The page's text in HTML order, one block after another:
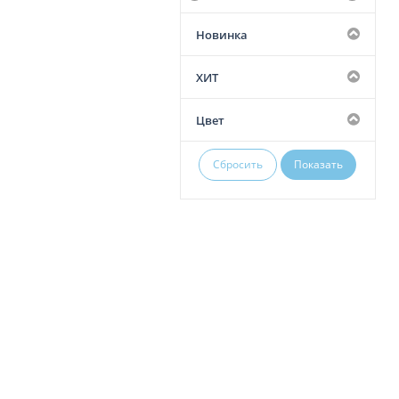
Новинка
ХИТ
Цвет